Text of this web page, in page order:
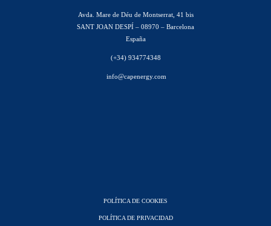
Avda. Mare de Déu de Montserrat, 41 bis
SANT JOAN DESPÍ – 08970 – Barcelona
España
(+34) 934774348
info@capenergy.com
POLÍTICA DE COOKIES
POLÍTICA DE PRIVACIDAD